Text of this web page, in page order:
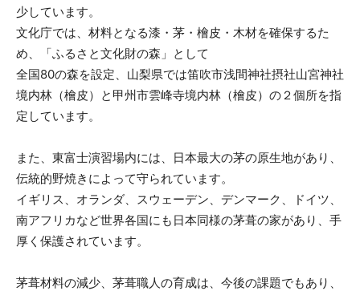
少しています。
文化庁では、材料となる漆・茅・檜皮・木材を確保するた
め、「ふるさと文化財の森」として
全国80の森を設定、山梨県では笛吹市浅間神社摂社山宮神社
境内林（檜皮）と甲州市雲峰寺境内林（檜皮）の２個所を指
定しています。
また、東富士演習場内には、日本最大の茅の原生地があり、
伝統的野焼きによって守られています。
イギリス、オランダ、スウェーデン、デンマーク、ドイツ、
南アフリカなど世界各国にも日本同様の茅葺の家があり、手
厚く保護されています。
茅葺材料の減少、茅葺職人の育成は、今後の課題でもあり、